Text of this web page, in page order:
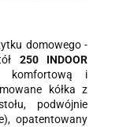
domowego -
250 INDOOR
komfortową i
kółka z
podwójnie
opatentowany